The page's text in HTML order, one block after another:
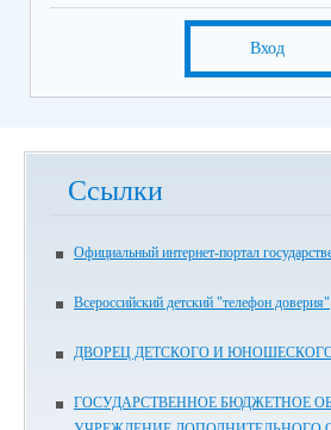
Вход
Ссылки
Официальный интернет-портал
Всероссийский детский "телефон доверия"
ДВОРЕЦ ДЕТСКОГО И
ГОСУДАРСТВЕННОЕ БЮДЖЕТНОЕ